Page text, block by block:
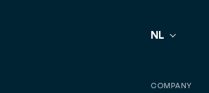
NL
COMPANY